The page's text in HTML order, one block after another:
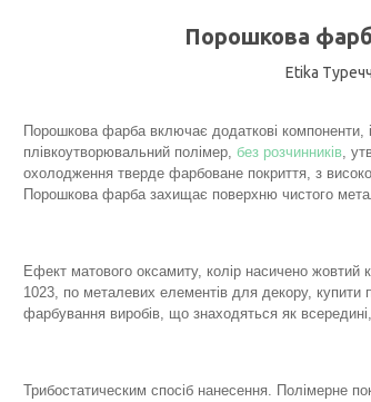
Порошкова
Etika
Порошкова фарба включає додаткові компоненти,
плівкоутворювальний полімер, без розчинників,
охолодження тверде фарбоване покриття, з
Порошкова фарба захищає поверхню чистого
Ефект матового оксамиту, колір насичено жовтий
1023, по металевих елементів для декору, купити
фарбування виробів, що знаходяться як
Трибостатическим спосіб нанесення. Полімерне